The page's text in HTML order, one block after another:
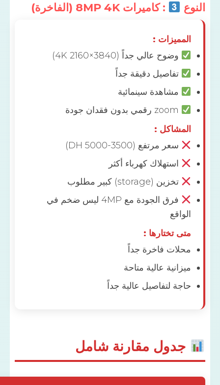
: كاميرات 8MP 4K (الفاخرة)
وضوح عالي جداً (3840×2160 4K)
تفاصيل دقيقة جداً
مشاهدة سينمائية
سعر مرتفع (3500-5000 DH)
استهلاك كهرباء أكثر
تخزين (storage) كبير مطلوب
فرق الجودة مع 4MP ليس ضخم في
تختارها :
فاخرة جداً
عالية متاحة
لتفاصيل عالية جداً
مقارنة شامل